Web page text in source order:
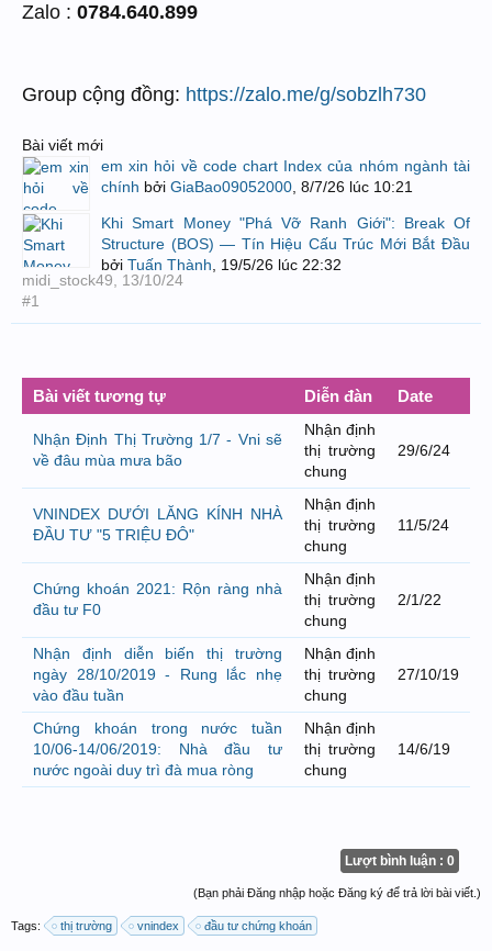
Zalo : 0784.640.899
Group cộng đồng: https://zalo.me/g/sobzlh730
Bài viết mới
em xin hỏi về code chart Index của nhóm ngành tài
chính bởi GiaBao09052000 8/7/26 lúc 10:21
Khi Smart Money "Phá Vỡ Ranh Giới": Break Of
Structure (BOS) — Tín Hiệu Cấu Trúc Mới Bắt Đầu
bởi Tuấn Thành
19/5/26 lúc 22:32
midi_stock49
13/10/24
#1
Bài viết tương tự Diễn đàn Date
Nhận Định Thị Trường 1/7 - Vni sẽ
về đâu mùa mưa bão
Nhận định
thị trường
chung
29/6/24
VNINDEX DƯỚI LĂNG KÍNH NHÀ
ĐẦU TƯ "5 TRIỆU ĐÔ"
Nhận định
thị trường
chung
11/5/24
Chứng khoán 2021: Rộn ràng nhà
đầu tư F0
Nhận định
thị trường
chung
2/1/22
Nhận định diễn biến thị trường
ngày 28/10/2019 - Rung lắc nhẹ
vào đầu tuần
Nhận định
thị trường
chung
27/10/19
Chứng khoán trong nước tuần
10/06-14/06/2019: Nhà đầu tư
nước ngoài duy trì đà mua ròng
Nhận định
thị trường
chung
14/6/19
Lượt bình luận : 0
(Bạn phải Đăng nhập hoặc Đăng ký để trả lời bài viết.)
Tags: thị trường vnindex đầu tư chứng khoán